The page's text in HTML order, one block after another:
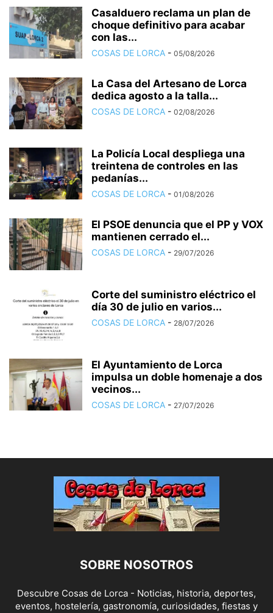
Casalduero reclama un plan de
choque definitivo para acabar
con las...
COSAS DE LORCA - 05/08/2026
La Casa del Artesano de Lorca
dedica agosto a la talla...
COSAS DE LORCA - 02/08/2026
La Policía Local despliega una
treintena de controles en las
pedanías...
COSAS DE LORCA - 01/08/2026
El PSOE denuncia que el PP y VOX
mantienen cerrado el...
COSAS DE LORCA - 29/07/2026
Corte del suministro eléctrico el
día 30 de julio en varios...
COSAS DE LORCA - 28/07/2026
El Ayuntamiento de Lorca
impulsa un doble homenaje a dos
vecinos...
COSAS DE LORCA - 27/07/2026
SOBRE NOSOTROS
Descubre Cosas de Lorca - Noticias, historia, deportes,
eventos, hostelería, gastronomía, curiosidades, fiestas y